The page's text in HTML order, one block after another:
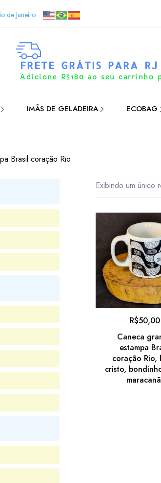
de Janeiro
FRETE GRÁTIS PARA
Adicione R$180 ao seu carrinho
IMÃS DE GELADEIRA ECOBAG
Brasil coração Rio
Exibindo um único
Caneca
estampa
coração Rio,
cristo,
R$50,00